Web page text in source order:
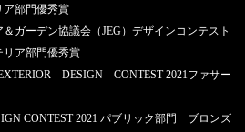
ア部門優秀賞
ガーデン協議会（JEG）デザインコンテスト
リア部門優秀賞
DESIGN CONTEST 2021ファサー
CONTEST 2021 パブリック部門 ブロンズ